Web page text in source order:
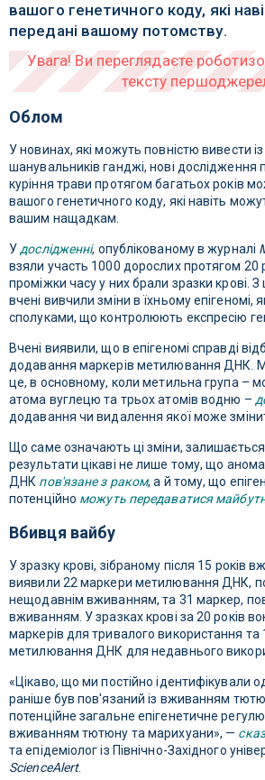
вашого генетичного коду, які
передані вашому потомству.
Облом
У новинах, які можуть повністю вивести
шанувальників ганджі, нові дослідження
куріння трави протягом багатьох років
вашого генетичного коду, які навіть
вашим нащадкам.
Удослідженні, опублікованому в журналі
взяли участь 1000 дорослих протягом 20
проміжки часу у них брали зразки крові. З
вчені вивчили зміни в їхньому епігеномі,
сполуками, що контролюють експресію
Вчені виявили, що в епігеномі справді
додавання маркерів метилювання ДНК.
це, в основному, коли метильна група –
атома вуглецю та трьох атомів водню –
додавання чи видалення якої може
Що саме означають ці зміни,
результати цікаві не лише тому, що
ДНК пов'язане з раком, а й тому, що
потенційно можуть передаватися
Вбивця вайбу
У зразку крові, зібраному після 15 років
виявили 22 маркери метилювання ДНК,
нещодавнім вживанням, та 31 маркер,
вживанням. У зразках крові за 20 років
маркерів для тривалого використання та
метилювання ДНК для недавнього
«Цікаво, що ми постійно ідентифікували
раніше був пов'язаний із вживанням
потенційне загальне епігенетичне
вживанням тютюну та марихуани», —
та епідеміолог із Північно-Західного
ScienceAlert.